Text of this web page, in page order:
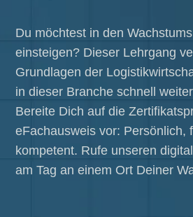
Du möchtest in den
einsteigen? Dieser Lehrgang
Grundlagen der
in dieser Branche schnell
Bereite Dich auf die
eFachausweis vor: Persönlich,
kompetent. Rufe unseren
am Tag an einem Ort Deiner